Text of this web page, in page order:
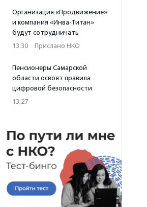
Организация «Продвижение»
и компания «Инва-Титан»
будут сотрудничать
13:30 · Прислано НКО
Пенсионеры Самарской
области освоят правила
цифровой безопасности
13:27